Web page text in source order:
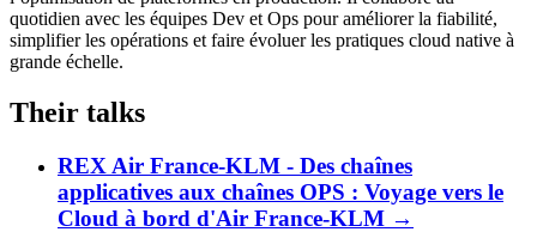
quotidien avec les équipes Dev et Ops pour améliorer la fiabilité,
simplifier les opérations et faire évoluer les pratiques cloud native à
grande échelle.
Their talks
REX Air France-KLM - Des chaînes
applicatives aux chaînes OPS : Voyage vers le
Cloud à bord d'Air France-KLM →